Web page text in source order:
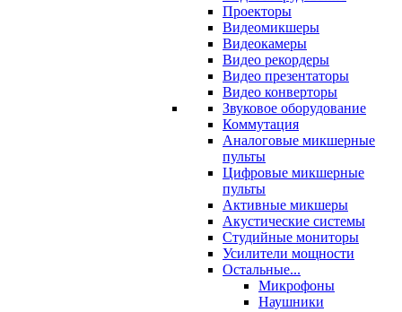
Проекторы
Видеомикшеры
Видеокамеры
Видео рекордеры
Видео презентаторы
Видео конверторы
Звуковое оборудование
Коммутация
Аналоговые микшерные
пульты
Цифровые микшерные
пульты
Активные микшеры
Акустические системы
Студийные мониторы
Усилители мощности
Остальные...
Микрофоны
Наушники